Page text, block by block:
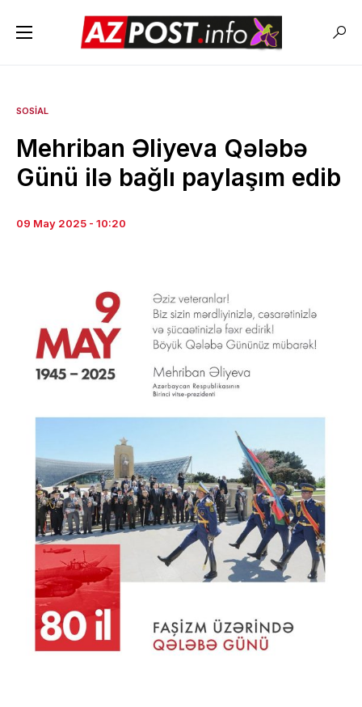
SOSIAL
Mehriban Əliyeva Qələbə
Günü ilə bağlı paylaşım edib
09 May 2025 - 10:20